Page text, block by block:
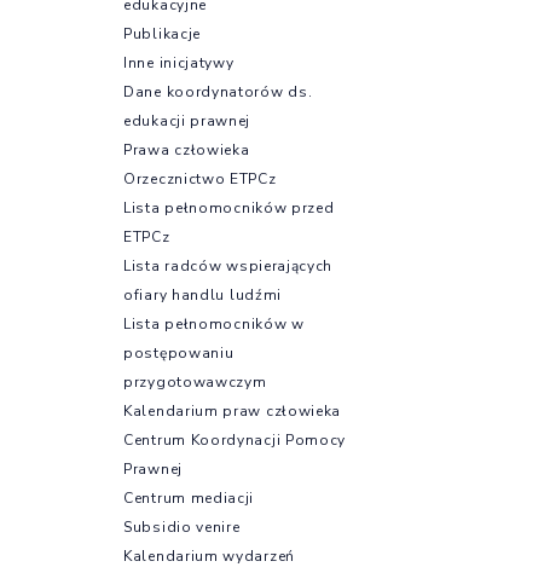
edukacyjne
Publikacje
Inne inicjatywy
Dane koordynatorów ds.
edukacji prawnej
Prawa człowieka
Orzecznictwo ETPCz
Lista pełnomocników przed
ETPCz
Lista radców wspierających
ofiary handlu ludźmi
Lista pełnomocników w
postępowaniu
przygotowawczym
Kalendarium praw człowieka
Centrum Koordynacji Pomocy
Prawnej
Centrum mediacji
Subsidio venire
Kalendarium wydarzeń